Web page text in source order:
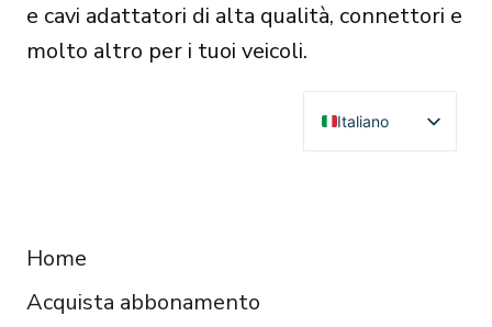
e cavi adattatori di alta qualità, connettori e
molto altro per i tuoi veicoli.
Italiano
English
Home
Acquista abbonamento